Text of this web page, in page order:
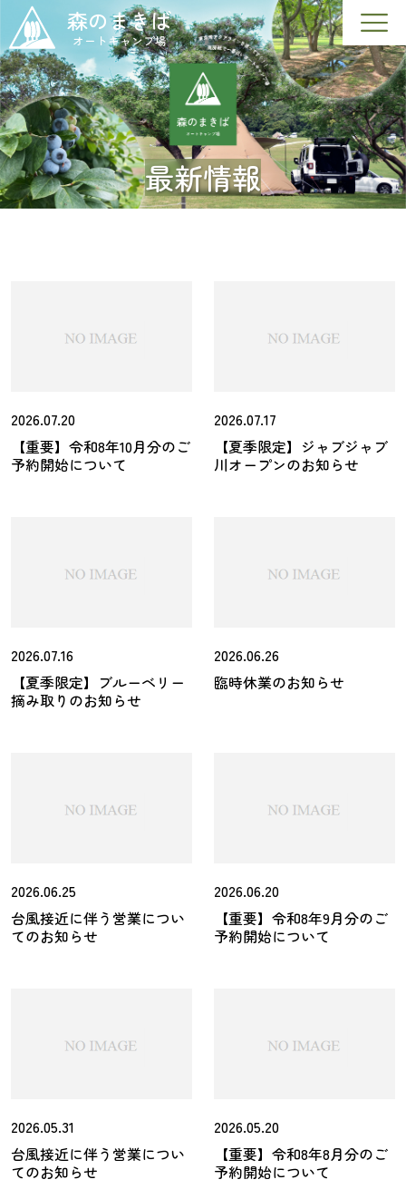
森のまきば
オートキャンプ場
最新情報
2026.07.20
【重要】令和8年10月分のご
予約開始について
2026.07.17
【夏季限定】ジャブジャブ
川オープンのお知らせ
2026.07.16
【夏季限定】ブルーベリー
摘み取りのお知らせ
2026.06.26
臨時休業のお知らせ
2026.06.25
台風接近に伴う営業につい
てのお知らせ
2026.06.20
【重要】令和8年9月分のご
予約開始について
2026.05.31
台風接近に伴う営業につい
てのお知らせ
2026.05.20
【重要】令和8年8月分のご
予約開始について